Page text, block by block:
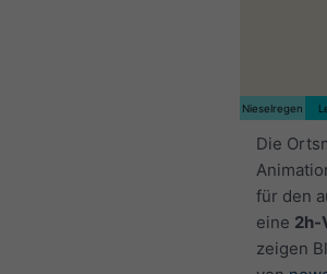
Nieselregen
Die
für den
eine 2h-
zeigen